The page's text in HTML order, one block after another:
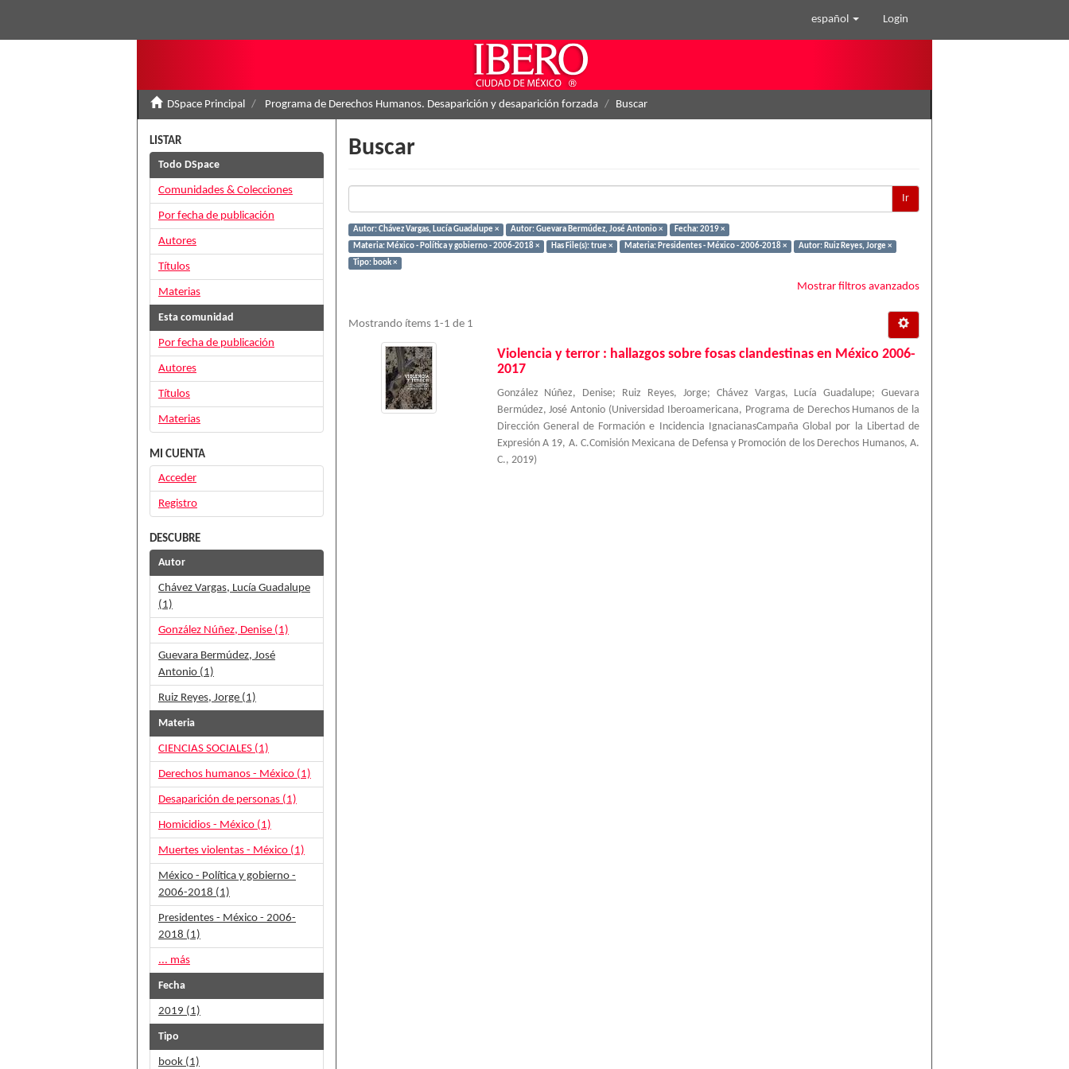
español Login
DSpace Principal Programa de Derechos Humanos. Desaparición y desaparición forzada Buscar
Buscar
Ir
Autor: Chávez Vargas, Lucía Guadalupe × Autor: Guevara Bermúdez, José Antonio ×
Fecha: 2019 ×
Materia: México - Política y gobierno - 2006-2018 ×
Has File(s): true × Materia: Presidentes - México - 2006-2018 ×
Autor: Ruiz Reyes, Jorge ×
Tipo: book ×
Mostrar filtros avanzados
Mostrando ítems 1-1 de 1
Violencia y terror : hallazgos sobre fosas clandestinas en México 2006-
2017
González Núñez, Denise; Ruiz Reyes, Jorge; Chávez Vargas, Lucía Guadalupe;Guevara
Bermúdez, José Antonio (Universidad Iberoamericana, Programa de Derechos Humanos de la
Dirección General de Formación e Incidencia IgnacianasCampaña Global por la Libertad de
Expresión A 19, A. C.Comisión Mexicana de Defensa y Promoción de los Derechos Humanos, A.
C., 2019)
LISTAR
Todo DSpace
Comunidades & Colecciones
Por fecha de publicación
Autores
Títulos
Materias
Esta comunidad
Por fecha de publicación
Autores
Títulos
Materias
MI CUENTA
Acceder
Registro
DESCUBRE
Autor
Chávez Vargas, Lucía Guadalupe
(1)
González Núñez, Denise (1)
Guevara Bermúdez, José
Antonio (1)
Ruiz Reyes, Jorge (1)
Materia
CIENCIAS SOCIALES (1)
Derechos humanos - México (1)
Desaparición de personas (1)
Homicidios - México (1)
Muertes violentas - México (1)
México - Política y gobierno -
2006-2018 (1)
Presidentes - México - 2006-
2018 (1)
... más
Fecha
2019 (1)
Tipo
book (1)